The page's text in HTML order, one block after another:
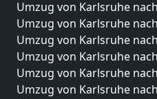
Umzug von Karlsruhe
Umzug von Karlsruhe
Umzug von Karlsruhe
Umzug von Karlsruhe
Umzug von Karlsruhe
Umzug von Karlsruhe